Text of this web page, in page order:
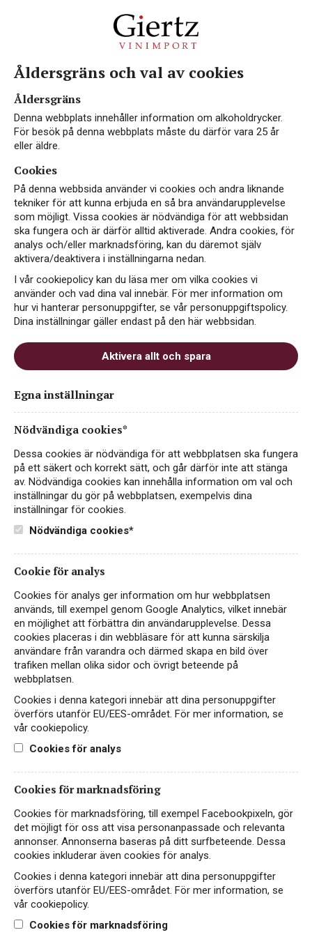
Vin med 40% Chardonnay
Charles de Fère Blanc de
Blancs Brut
FRANKRIKE
47 kr LÄS MER
Instagram
Kontakt
Cookiepolicy
Integritetspolicy
English
Åldersgräns och val av cookies
Åldersgräns
Denna webbplats innehåller information om alkoholdrycker.
För besök på denna webbplats måste du därför vara 25 år
eller äldre.
Cookies
På denna webbsida använder vi cookies och andra liknande
tekniker för att kunna erbjuda en så bra användarupplevelse
som möjligt. Vissa cookies är nödvändiga för att webbsidan
ska fungera och är därför alltid aktiverade. Andra cookies, för
analys och/eller marknadsföring, kan du däremot själv
aktivera/deaktivera i inställningarna nedan.
I vår cookiepolicy kan du läsa mer om vilka cookies vi
använder och vad dina val innebär. För mer information om
hur vi hanterar personuppgifter, se vår personuppgiftspolicy.
Dina inställningar gäller endast på den här webbsidan.
Aktivera allt och spara
Egna inställningar
Nödvändiga cookies*
Dessa cookies är nödvändiga för att webbplatsen ska fungera
på ett säkert och korrekt sätt, och går därför inte att stänga
av. Nödvändiga cookies kan innehålla information om val och
inställningar du gör på webbplatsen, exempelvis dina
inställningar för cookies.
Nödvändiga cookies*
Cookie för analys
Cookies för analys ger information om hur webbplatsen
används, till exempel genom Google Analytics, vilket innebär
en möjlighet att förbättra din användarupplevelse. Dessa
cookies placeras i din webbläsare för att kunna särskilja
användare från varandra och därmed skapa en bild över
trafiken mellan olika sidor och övrigt beteende på
webbplatsen.
Cookies i denna kategori innebär att dina personuppgifter
överförs utanför EU/EES-området. För mer information, se
vår cookiepolicy.
Cookies för analys
Cookies för marknadsföring
Cookies för marknadsföring, till exempel Facebookpixeln, gör
det möjligt för oss att visa personanpassade och relevanta
annonser. Annonserna baseras på ditt surfbeteende. Dessa
cookies inkluderar även cookies för analys.
Cookies i denna kategori innebär att dina personuppgifter
överförs utanför EU/EES-området. För mer information, se
vår cookiepolicy.
Cookies för marknadsföring